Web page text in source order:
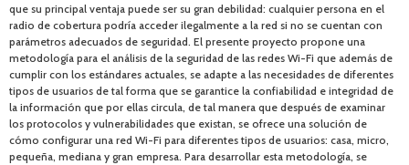
que su principal ventaja puede ser su gran debilidad: cualquier persona en el
radio de cobertura podría acceder ilegalmente a la red si no se cuentan con
parámetros adecuados de seguridad. El presente proyecto propone una
metodología para el análisis de la seguridad de las redes Wi-Fi que además de
cumplir con los estándares actuales, se adapte a las necesidades de diferentes
tipos de usuarios de tal forma que se garantice la confiabilidad e integridad de
la información que por ellas circula, de tal manera que después de examinar
los protocolos y vulnerabilidades que existan, se ofrece una solución de
cómo configurar una red Wi-Fi para diferentes tipos de usuarios: casa, micro,
pequeña, mediana y gran empresa. Para desarrollar esta metodología, se